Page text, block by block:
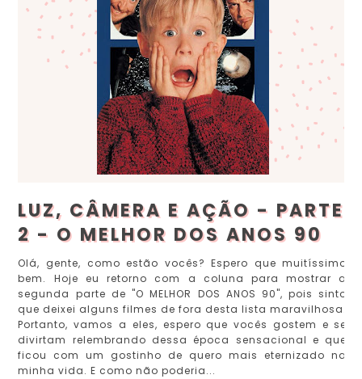
LUZ, CÂMERA E AÇÃO - PARTE
2 - O MELHOR DOS ANOS 90
Olá, gente, como estão vocês? Espero que muitíssimo
bem. Hoje eu retorno com a coluna para mostrar a
segunda parte de "O MELHOR DOS ANOS 90", pois sinto
que deixei alguns filmes de fora desta lista maravilhosa.
Portanto, vamos a eles, espero que vocês gostem e se
divirtam relembrando dessa época sensacional e que
ficou com um gostinho de quero mais eternizado na
minha vida. E como não poderia...